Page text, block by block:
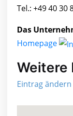
Tel.: +49 40 30
Das
Homepage
Weitere
Eintrag ändern